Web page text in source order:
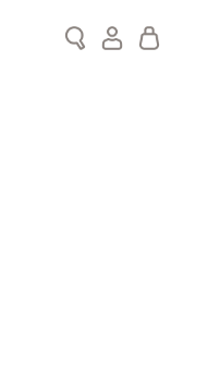
Search
Meu